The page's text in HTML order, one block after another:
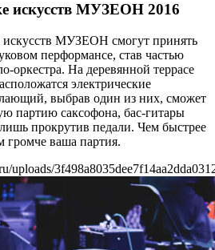
искусств МУЗЕОН 2016
искусств МУЗЕОН смогут принять
перформансе, став частью
оркестра. На деревянной террасе
электрические
выбрав один из них, сможет
партию саксофона, бас-гитары
прокрутив педали. Чем быстрее
ваша партия.
uploads/